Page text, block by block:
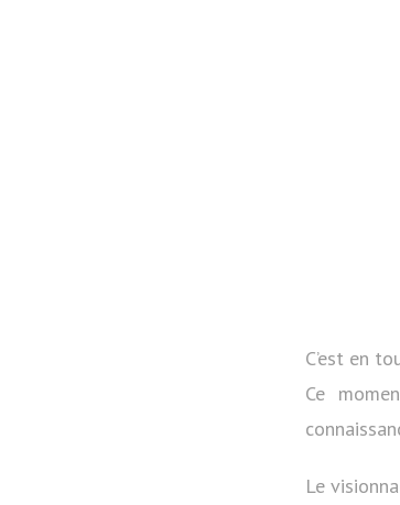
C’est en
Ce
Le